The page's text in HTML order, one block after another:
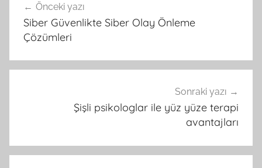
gezinmesi
Önceki yazı
Siber Güvenlikte Siber Olay Önleme
Çözümleri
Sonraki yazı
Şişli psikologlar ile yüz yüze terapi
avantajları